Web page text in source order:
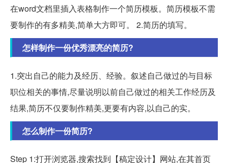
在word文档里插入表格制作一个简历模板。简历模板不需
要制作的有多精美,简单大方即可。 2.简历的填写。
怎样制作一份优秀漂亮的简历?
1.突出自己的能力及经历、经验。叙述自己做过的与目标
职位相关的事情,尽量说明以前自己做过的相关工作经历及
结果,简历不仅要制作精美,更要有内容,以自己的实。
怎么制作一份简历?
Step 1:打开浏览器,搜索找到【稿定设计】网站,在其首页